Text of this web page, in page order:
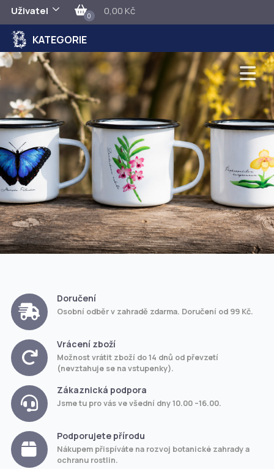
Uživatel 0 0,00 Kč
KATEGORIE
Doručení
Osobní odběr v zahradě zdarma. Doručení od 99 Kč.
Vrácení zboží
Možnost vrátit zboží do 14 dnů od převzetí
(nevztahuje se na vstupenky).
Zákaznická podpora
Jsme tu pro vás ve všední dny 10.00 –16.00.
Podporujete přírodu
Nákupem přispíváte na rozvoj botanické zahrady a
ochranu rostlin.